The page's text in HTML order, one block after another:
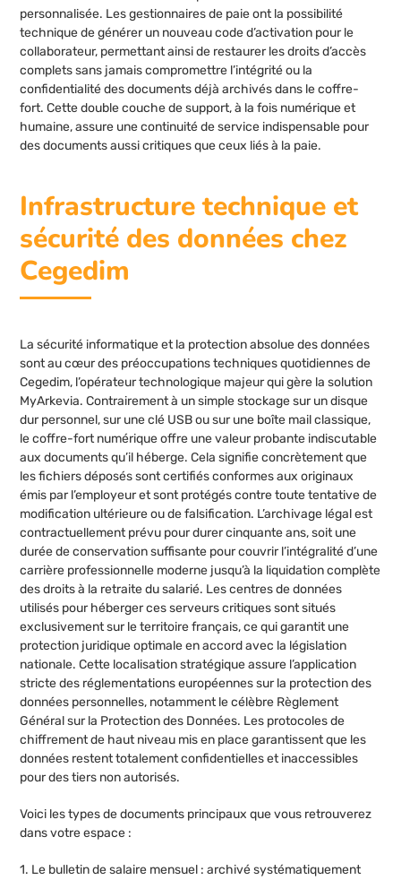
personnalisée. Les gestionnaires de paie ont la possibilité
technique de générer un nouveau code d’activation pour le
collaborateur, permettant ainsi de restaurer les droits d’accès
complets sans jamais compromettre l’intégrité ou la
confidentialité des documents déjà archivés dans le coffre-
fort. Cette double couche de support, à la fois numérique et
humaine, assure une continuité de service indispensable pour
des documents aussi critiques que ceux liés à la paie.
Infrastructure technique et
sécurité des données chez
Cegedim
La sécurité informatique et la protection absolue des données
sont au cœur des préoccupations techniques quotidiennes de
Cegedim, l’opérateur technologique majeur qui gère la solution
MyArkevia. Contrairement à un simple stockage sur un disque
dur personnel, sur une clé USB ou sur une boîte mail classique,
le coffre-fort numérique offre une valeur probante indiscutable
aux documents qu’il héberge. Cela signifie concrètement que
les fichiers déposés sont certifiés conformes aux originaux
émis par l’employeur et sont protégés contre toute tentative de
modification ultérieure ou de falsification. L’archivage légal est
contractuellement prévu pour durer cinquante ans, soit une
durée de conservation suffisante pour couvrir l’intégralité d’une
carrière professionnelle moderne jusqu’à la liquidation complète
des droits à la retraite du salarié. Les centres de données
utilisés pour héberger ces serveurs critiques sont situés
exclusivement sur le territoire français, ce qui garantit une
protection juridique optimale en accord avec la législation
nationale. Cette localisation stratégique assure l’application
stricte des réglementations européennes sur la protection des
données personnelles, notamment le célèbre Règlement
Général sur la Protection des Données. Les protocoles de
chiffrement de haut niveau mis en place garantissent que les
données restent totalement confidentielles et inaccessibles
pour des tiers non autorisés.
Voici les types de documents principaux que vous retrouverez
dans votre espace :
1. Le bulletin de salaire mensuel : archivé systématiquement